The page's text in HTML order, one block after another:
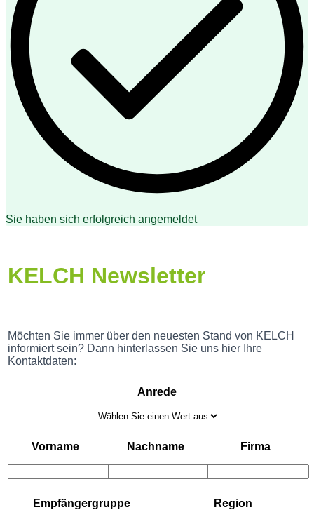
Sie haben sich erfolgreich angemeldet
KELCH Newsletter
Möchten Sie immer über den neuesten Stand von KELCH
informiert sein? Dann hinterlassen Sie uns hier Ihre
Kontaktdaten:
Anrede
Vorname Nachname Firma
Empfängergruppe Region